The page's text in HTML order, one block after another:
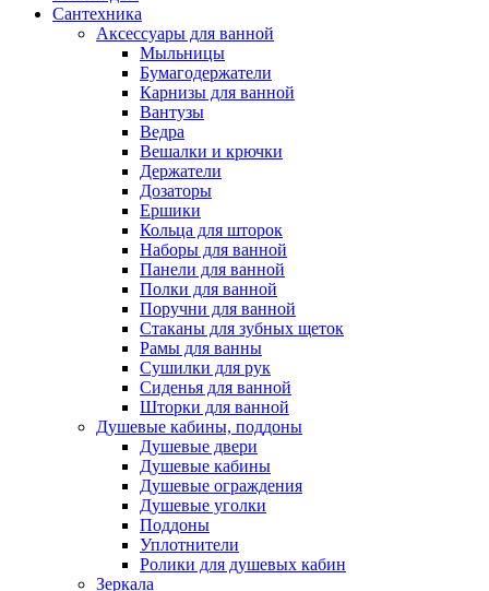
Сантехника
Аксессуары для ванной
Мыльницы
Бумагодержатели
Карнизы для ванной
Вантузы
Ведра
Вешалки и крючки
Держатели
Дозаторы
Ершики
Кольца для шторок
Наборы для ванной
Панели для ванной
Полки для ванной
Поручни для ванной
Стаканы для зубных щеток
Рамы для ванны
Сушилки для рук
Сиденья для ванной
Шторки для ванной
Душевые кабины, поддоны
Душевые двери
Душевые кабины
Душевые ограждения
Душевые уголки
Поддоны
Уплотнители
Ролики для душевых кабин
Зеркала